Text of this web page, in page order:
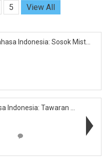
5 View All